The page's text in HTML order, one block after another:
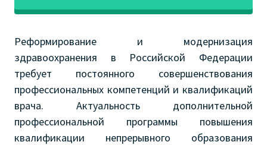
Реформирование и модернизация
здравоохранения в Российской Федерации
требует постоянного совершенствования
профессиональных компетенций и квалификаций
врача. Актуальность дополнительной
профессиональной программы повышения
квалификации непрерывного образования